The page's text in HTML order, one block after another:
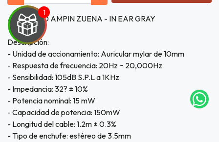
correo
web
AUDIFONO AMPIN ZUENA - IN EAR GRAY
Descripción:
- Unidad de accionamiento: Auricular mylar de 10mm
- Respuesta de frecuencia: 20Hz ~ 20,000Hz
- Sensibilidad: 105dB S.P.L a 1KHz
- Impedancia: 32? ± 10%
- Potencia nominal: 15 mW
- Capacidad de potencia: 150mW
- Longitud del cable: 1.2m ± 0.3%
- Tipo de enchufe: estéreo de 3.5mm